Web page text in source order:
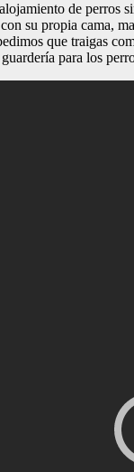
de perros
su propia cama,
que traigas
para los